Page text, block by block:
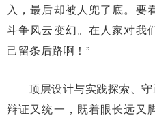
入，最后却被人兜了底。要
斗争风云变幻。在人家对我
己留条后路啊！”
顶层设计与实践探索、
辩证又统一，既着眼长远又